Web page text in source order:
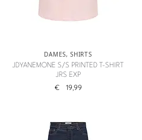
DAMES,SHIRTS
JDYANEMONE S/S PRINTED T-SHIRT
JRS EXP
€ 19,99